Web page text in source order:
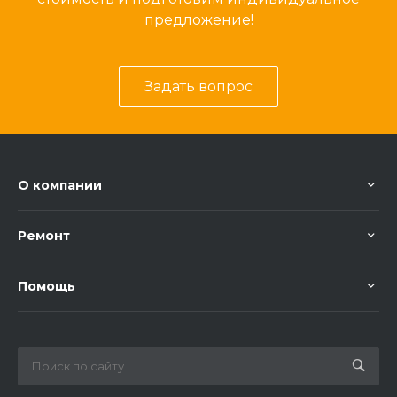
предложение!
Задать вопрос
О компании
Ремонт
Помощь